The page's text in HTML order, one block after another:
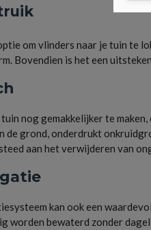
om vlinders naar je tuin te
Bovendien is het een
nog gemakkelijker te
de grond, onderdrukt
aan het verwijderen van
kan ook een
worden bewaterd zonder